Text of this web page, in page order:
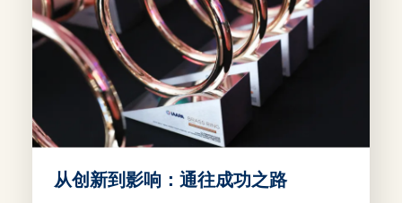
从创新到影响：通往成功之路